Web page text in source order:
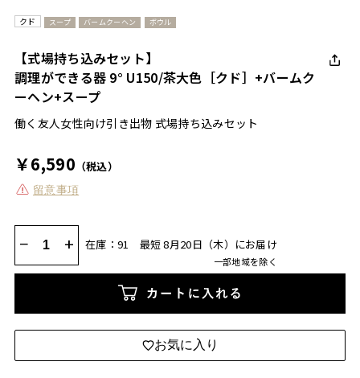
クド スープ バームクーヘン ボウル
【式場持ち込みセット】
調理ができる器 9° U150/茶大色［クド］+バームク
ーヘン+スープ
働く友人女性向け引き出物 式場持ち込みセット
￥6,590 （税込）
留意事項
− + 在庫：91 最短 8月20日（木）にお届け
一部地域を除く
カートに入れる
お気に入り